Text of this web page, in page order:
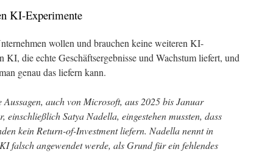
KI-Experimente
wollen und brauchen keine weiteren KI-
die echte Geschäftsergebnisse und Wachstum liefert, und
genau das liefern kann.
auch von Microsoft, aus 2025 bis Januar
einschließlich Satya Nadella, eingestehen mussten, dass
kein Return-of-Investment liefern. Nadella nennt in
falsch angewendet werde, als Grund für ein fehlendes